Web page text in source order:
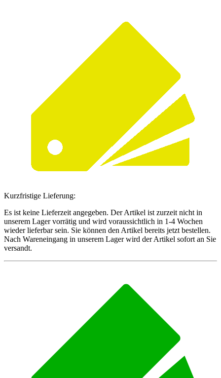
Kurzfristige Lieferung:
Es ist keine Lieferzeit angegeben. Der Artikel ist zurzeit nicht in
unserem Lager vorrätig und wird voraussichtlich in 1-4 Wochen
wieder lieferbar sein. Sie können den Artikel bereits jetzt bestellen.
Nach Wareneingang in unserem Lager wird der Artikel sofort an Sie
versandt.